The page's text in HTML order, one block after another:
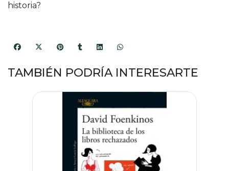
historia?
TAMBIÉN PODRÍA INTERESARTE